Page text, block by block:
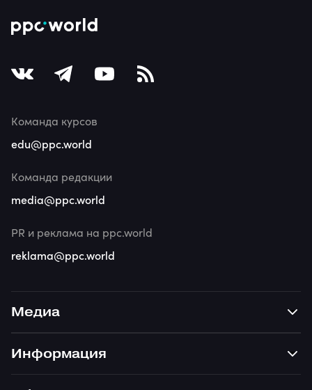
Медиа
Информация
Команда курсов
edu@ppc.world
Команда редакции
media@ppc.world
PR и реклама на ppc.world
reklama@ppc.world